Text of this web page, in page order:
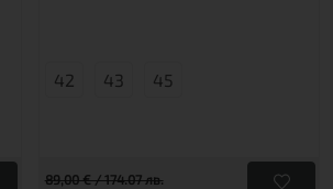
42 43 45
89,00 € / 174.07 лв.